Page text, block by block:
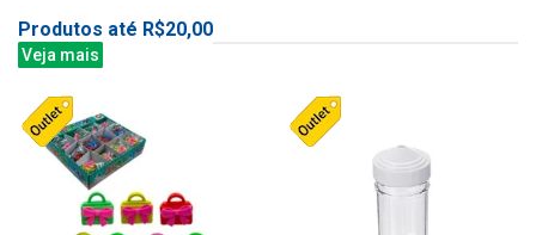
Produtos até R$20,00
Veja mais